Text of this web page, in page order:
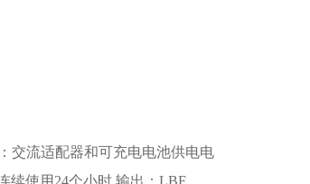
交流适配器和可充电电池供电电
续使用24个小时 输出：LBF,